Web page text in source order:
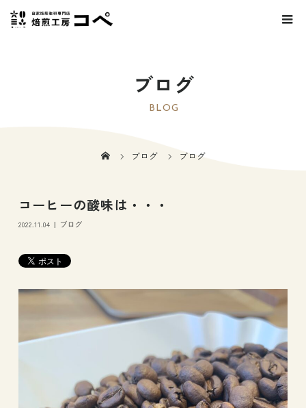
ブログ
BLOG
ブログ ブログ
コーヒーの酸味は・・・
2022.11.04 ブログ